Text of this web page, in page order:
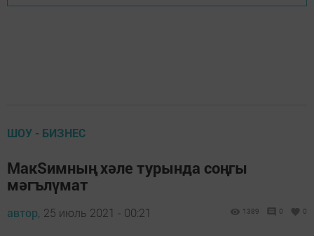
ШОУ - БИЗНЕС
МакSимның хәле турында соңгы
мәгълүмат
автор, 25 июль 2021 - 00:21 1389 0 0